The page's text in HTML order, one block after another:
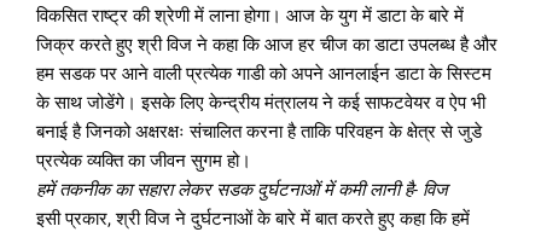
विकसित राष्ट्र की श्रेणी में लाना होगा। आज के युग में डाटा के बारे में
जिक्र करते हुए श्री विज ने कहा कि आज हर चीज का डाटा उपलब्ध है और
हम सडक पर आने वाली प्रत्येक गाडी को अपने आनलाईन डाटा के सिस्टम
के साथ जोडेंगे। इसके लिए केन्द्रीय मंत्रालय ने कई साफटवेयर व ऐप भी
बनाई है जिनको अक्षरक्षः संचालित करना है ताकि परिवहन के क्षेत्र से जुडे
प्रत्येक व्यक्ति का जीवन सुगम हो।
हमें तकनीक का सहारा लेकर सडक दुर्घटनाओं में कमी लानी है- विज
इसी प्रकार, श्री विज ने दुर्घटनाओं के बारे में बात करते हुए कहा कि हमें